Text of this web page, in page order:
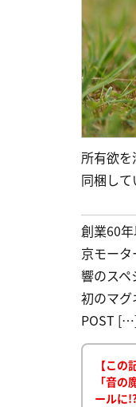
所有欲
同梱して
創業60
京モー
響のスペ
初のマ
POST
【この
「音
ールに!?